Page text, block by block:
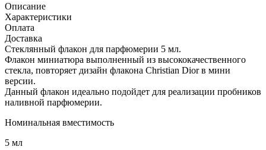
Описание
Характеристики
Оплата
Доставка
Стеклянный флакон для парфюмерии 5 мл.
Флакон миниатюра выполненный из высококачественного
стекла, повторяет дизайн флакона Christian Dior в мини
версии.
Данный флакон идеально подойдет для реализации пробников
наливной парфюмерии.
Номинальная вместимость
5 мл